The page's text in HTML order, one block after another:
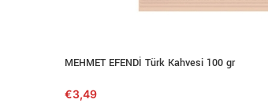
MEHMET EFENDİ Türk Kahvesi 100 gr
€3,49